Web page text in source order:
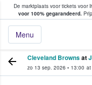
De marktplaats voor tickets voor
voor 100% gegarandeerd.
Menu
tickets
Cleveland Brownsat
zo 13 sep. 2026 • 13:00 at